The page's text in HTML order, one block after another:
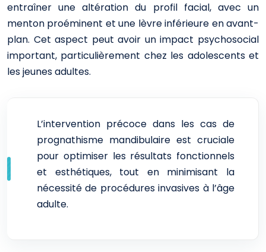
entraîner une altération du profil facial, avec un
menton proéminent et une lèvre inférieure en avant-
plan. Cet aspect peut avoir un impact psychosocial
important, particulièrement chez les adolescents et
les jeunes adultes.
L’intervention précoce dans les cas de
prognathisme mandibulaire est cruciale
pour optimiser les résultats fonctionnels
et esthétiques, tout en minimisant la
nécessité de procédures invasives à l’âge
adulte.